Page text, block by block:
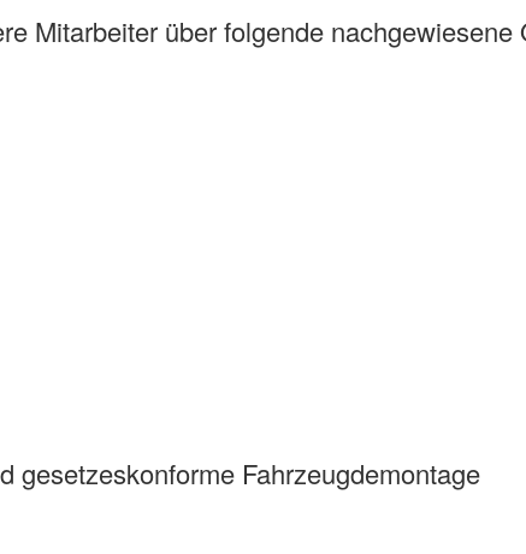
Mitarbeiter über folgende nachgewiesene
gesetzeskonforme Fahrzeugdemontage